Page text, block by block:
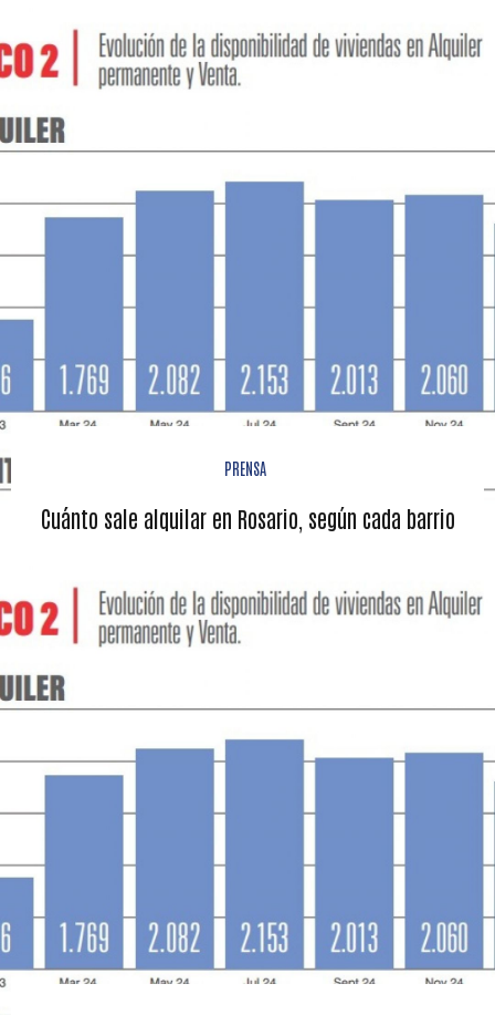
PRENSA
Cuánto sale alquilar en Rosario, según cada barrio